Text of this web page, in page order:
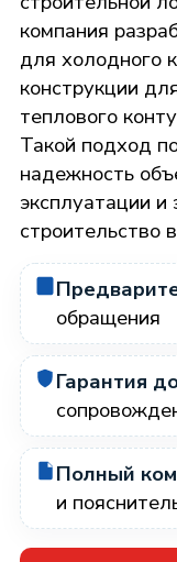
компания
для холодного
конструкции
теплового
Такой подход
надежность
эксплуатации
строительство
обращения
Гарантия
Полный
и